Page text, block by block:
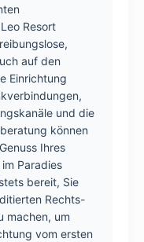
Resort
auf den
Einrichtung
und die
können
Ihres
Paradies
bereit, Sie
Rechts-
machen, um
vom ersten